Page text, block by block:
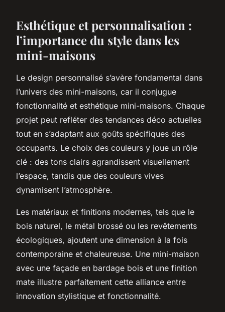
Esthétique et personnalisation :
l’importance du style dans les
mini-maisons
Le design personnalisé s’avère fondamental dans
l’univers des mini-maisons, car il conjugue
fonctionnalité et esthétique mini-maisons. Chaque
projet peut refléter des tendances déco actuelles
tout en s’adaptant aux goûts spécifiques des
occupants. Le choix des couleurs y joue un rôle
clé : des tons clairs agrandissent visuellement
l’espace, tandis que des couleurs vives
dynamisent l’atmosphère.
Les matériaux et finitions modernes, tels que le
bois naturel, le métal brossé ou les revêtements
écologiques, ajoutent une dimension à la fois
contemporaine et chaleureuse. Une mini-maison
avec une façade en bardage bois et une finition
mate illustre parfaitement cette alliance entre
innovation stylistique et fonctionnalité.